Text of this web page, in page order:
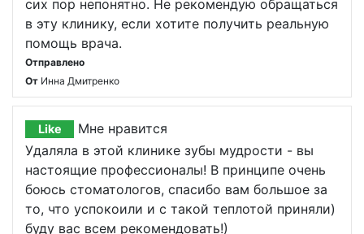
сих пор непонятно. Не рекомендую обращаться
в эту клинику, если хотите получить реальную
помощь врача.
Отправлено
От Инна Дмитренко
Like
Мне нравится
Удаляла в этой клинике зубы мудрости - вы
настоящие профессионалы! В принципе очень
боюсь стоматологов, спасибо вам большое за
то, что успокоили и с такой теплотой приняли)
буду вас всем рекомендовать!)